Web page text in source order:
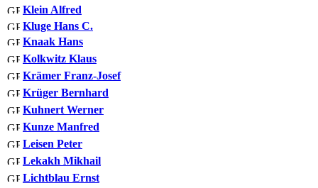
Klein Alfred
Kluge Hans C.
Knaak Hans
Kolkwitz Klaus
Krämer Franz-Josef
Krüger Bernhard
Kuhnert Werner
Kunze Manfred
Leisen Peter
Lekakh Mikhail
Lichtblau Ernst